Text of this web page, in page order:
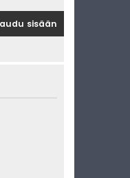
sisään